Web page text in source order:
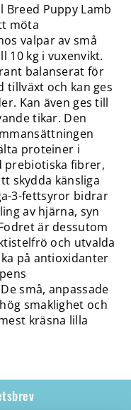
Breed Puppy Lamb
möta
valpar av små
10 kg i vuxenvikt.
balanserat för
tillväxt och kan ges
Kan även ges till
tikar. Den
proteiner i
prebiotiska fibrer,
skydda känsliga
3-fettsyror bidrar
av hjärna, syn
är dessutom
och utvalda
på antioxidanter
små, anpassade
smaklighet och
kräsna lilla